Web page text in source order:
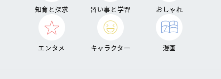
知育と探求 習い事と学習 おしゃれ
エンタメ キャラクター 漫画